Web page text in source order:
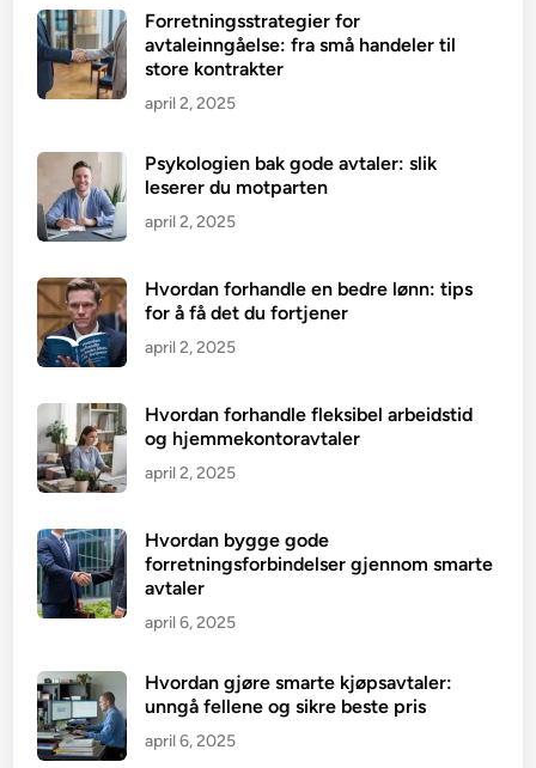
Forretningsstrategier for
avtaleinngåelse: fra små handeler til
store kontrakter
april 2, 2025
Psykologien bak gode avtaler: slik
leserer du motparten
april 2, 2025
Hvordan forhandle en bedre lønn: tips
for å få det du fortjener
april 2, 2025
Hvordan forhandle fleksibel arbeidstid
og hjemmekontoravtaler
april 2, 2025
Hvordan bygge gode
forretningsforbindelser gjennom smarte
avtaler
april 6, 2025
Hvordan gjøre smarte kjøpsavtaler:
unngå fellene og sikre beste pris
april 6, 2025